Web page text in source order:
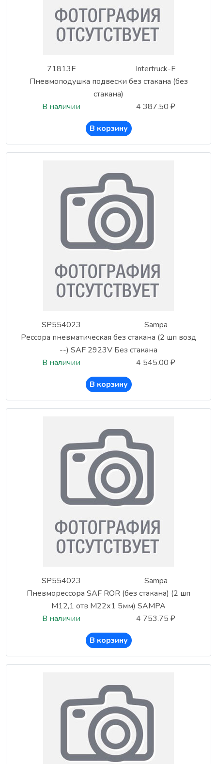
71813E
Intertruck-E
Пневмоподушка подвески без стакана (без
стакана)
В наличии
4 387.50 ₽
В корзину
SP554023
Sampa
Рессора пневматическая без стакана (2 шп возд
--) SAF 2923V Без стакана
В наличии
4 545.00 ₽
В корзину
SP554023
Sampa
Пневморессора SAF ROR (без стакана) (2 шп
М12,1 отв М22х1 5мм) SAMPA
В наличии
4 753.75 ₽
В корзину